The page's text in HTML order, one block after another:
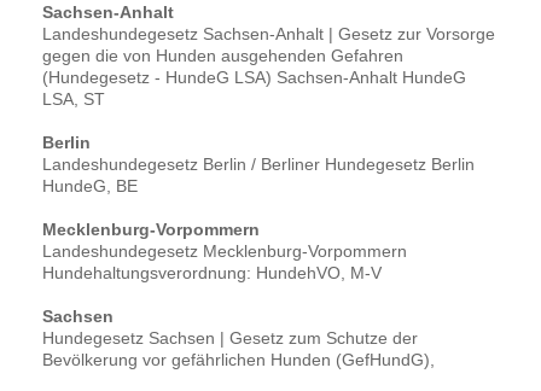
Sachsen-Anhalt
Landeshundegesetz Sachsen-Anhalt | Gesetz zur Vorsorge
gegen die von Hunden ausgehenden Gefahren
(Hundegesetz - HundeG LSA) Sachsen-Anhalt HundeG
LSA, ST
Berlin
Landeshundegesetz Berlin / Berliner Hundegesetz Berlin
HundeG, BE
Mecklenburg-Vorpommern
Landeshundegesetz Mecklenburg-Vorpommern
Hundehaltungsverordnung: HundehVO, M-V
Sachsen
Hundegesetz Sachsen | Gesetz zum Schutze der
Bevölkerung vor gefährlichen Hunden (GefHundG),